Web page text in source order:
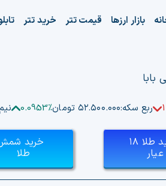
بازار ارزها قیمت تتر خرید تتر
بابا
ربع سکه:۵۲.۵۰۰.۰۰۰ تومان 0.0953%
خرید طلا ۱۸
عیار
خرید
طلا